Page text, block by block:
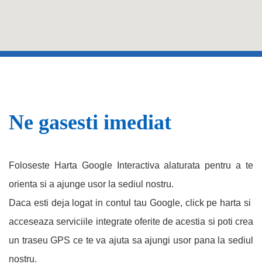
Ne gasesti imediat
Foloseste Harta Google Interactiva alaturata pentru a te
orienta si a ajunge usor la sediul nostru.
Daca esti deja logat in contul tau Google, click pe harta si
acceseaza serviciile integrate oferite de acestia si poti crea
un traseu GPS ce te va ajuta sa ajungi usor pana la sediul
nostru.